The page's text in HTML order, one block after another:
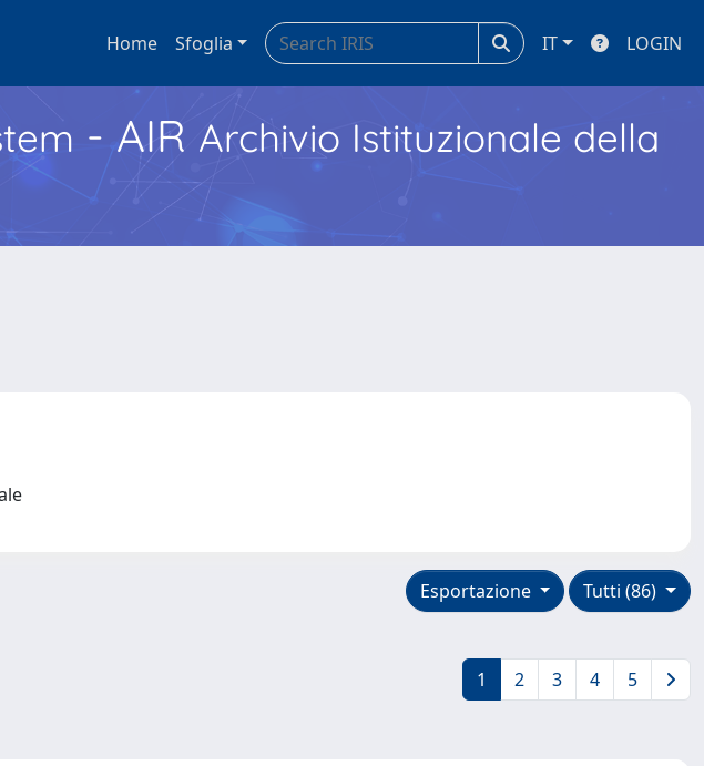
Home Sfoglia IT LOGIN
- AIR Archivio Istituzionale della
Tutti (86)
Esportazione
1 2 3 4 5